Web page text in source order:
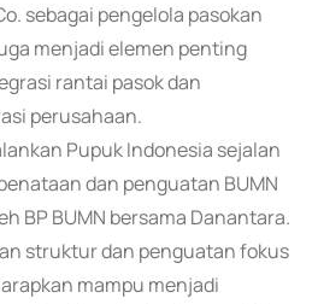
sebagai pengelola pasokan
menjadi elemen penting
rantai pasok dan
perusahaan.
Pupuk Indonesia sejalan
dan penguatan BUMN
BP BUMN bersama Danantara.
struktur dan penguatan fokus
mampu menjadi